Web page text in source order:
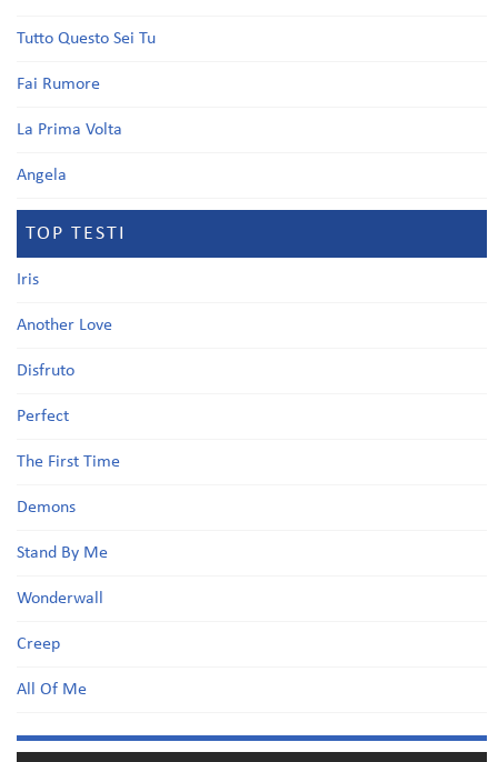
Tutto Questo Sei Tu
Fai Rumore
La Prima Volta
Angela
TOP TESTI
Iris
Another Love
Disfruto
Perfect
The First Time
Demons
Stand By Me
Wonderwall
Creep
All Of Me